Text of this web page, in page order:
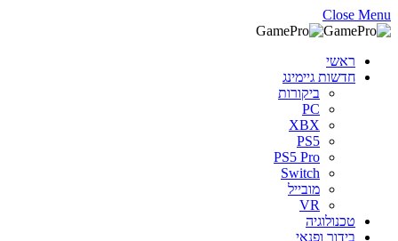
Close Menu
ראשי
חדשות גיימינג
ביקורות
PC
XBX
PS5
PS5 Pro
Switch
מובייל
VR
טכנולוגיה
בידור ופנאי